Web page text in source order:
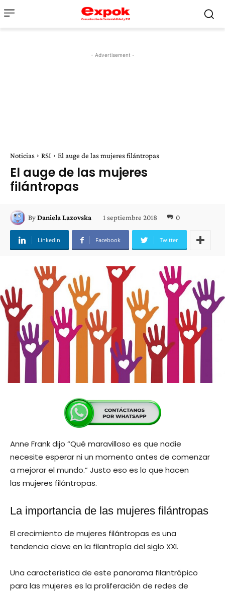
- Advertisement -
Noticias RSI El auge de las mujeres filántropas
El auge de las mujeres
filántropas
ByDaniela Lazovska 1 septiembre 2018 0
Linkedin Facebook Twitter
Anne Frank dijo “Qué maravilloso es que nadie
necesite esperar ni un momento antes de comenzar
a mejorar el mundo.” Justo eso es lo que hacen
las mujeres filántropas.
La importancia de las mujeres filántropas
El crecimiento de mujeres filántropas es una
tendencia clave en la filantropía del siglo XXI.
Una característica de este panorama filantrópico
para las mujeres es la proliferación de redes de